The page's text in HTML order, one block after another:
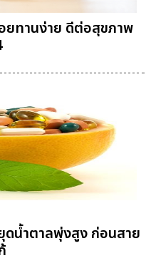
ยทานง่าย ดีต่อสุขภาพ
ดน้ำตาลพุ่งสูง ก่อนสาย